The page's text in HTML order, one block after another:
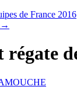
de France 2016
→
régate